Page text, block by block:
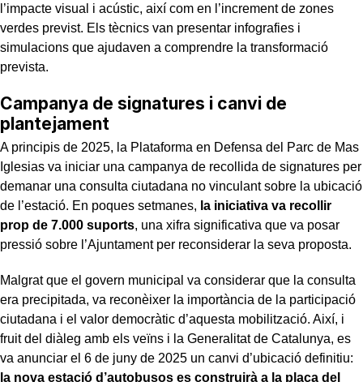
l’impacte visual i acústic, així com en l’increment de zones
verdes previst. Els tècnics van presentar infografies i
simulacions que ajudaven a comprendre la transformació
prevista.
Campanya de signatures i canvi de
plantejament
A principis de 2025, la Plataforma en Defensa del Parc de Mas
Iglesias va iniciar una campanya de recollida de signatures per
demanar una consulta ciutadana no vinculant sobre la ubicació
de l’estació. En poques setmanes, la iniciativa va recollir
prop de 7.000 suports, una xifra significativa que va posar
pressió sobre l’Ajuntament per reconsiderar la seva proposta.
Malgrat que el govern municipal va considerar que la consulta
era precipitada, va reconèixer la importància de la participació
ciutadana i el valor democràtic d’aquesta mobilització. Així, i
fruit del diàleg amb els veïns i la Generalitat de Catalunya, es
va anunciar el 6 de juny de 2025 un canvi d’ubicació definitiu:
la nova estació d’autobusos es construirà a la plaça del